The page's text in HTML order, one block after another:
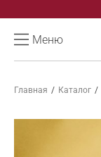
Меню
Главная / Каталог /